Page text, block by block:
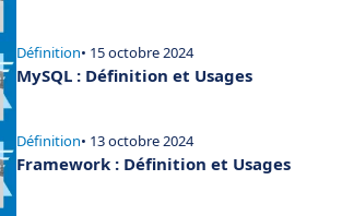
Définition• 15 octobre 2024
MySQL : Définition et Usages
Définition• 13 octobre 2024
Framework : Définition et Usages